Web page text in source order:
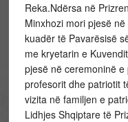
Reka.Ndërsa në
Minxhozi mori pjesë
kuadër të Pavarësisë
me kryetarin e
pjesë në ceremoninë
profesorit dhe patriotit
vizita në familjen e
Lidhjes Shqiptare të